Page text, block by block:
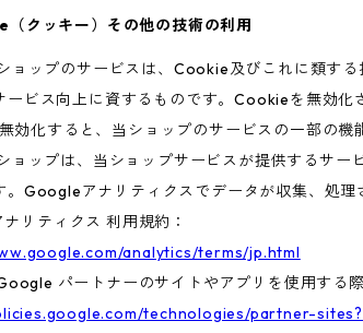
（クッキー）その他の技術の利用
ショップのサービスは、Cookie及びこれに類す
ービス向上に資するものです。Cookieを無効化
効化すると、当ショップのサービスの一部の機
ショップは、当ショップサービスが提供するサ
。Googleアナリティクスでデータが収集、処
リティクス 利用規約：
analytics/terms/jp.html
パートナーのサイトやアプリを使用する
technologies/partner-